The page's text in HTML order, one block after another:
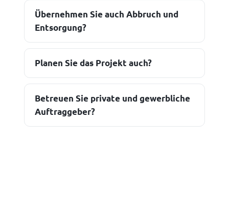
Übernehmen Sie auch Abbruch und
Entsorgung?
Planen Sie das Projekt auch?
Betreuen Sie private und gewerbliche
Auftraggeber?